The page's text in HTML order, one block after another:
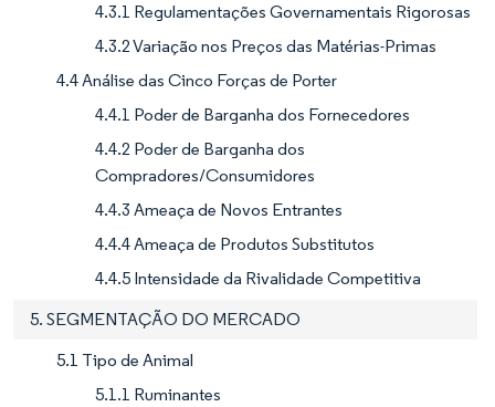
4.3.1 Regulamentações Governamentais Rigorosas
4.3.2 Variação nos Preços das Matérias-Primas
4.4 Análise das Cinco Forças de Porter
4.4.1 Poder de Barganha dos Fornecedores
4.4.2 Poder de Barganha dos
Compradores/Consumidores
4.4.3 Ameaça de Novos Entrantes
4.4.4 Ameaça de Produtos Substitutos
4.4.5 Intensidade da Rivalidade Competitiva
5. SEGMENTAÇÃO DO MERCADO
5.1 Tipo de Animal
5.1.1 Ruminantes